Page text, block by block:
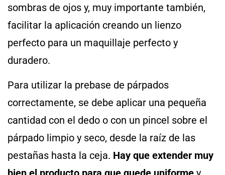
sombras de ojos y, muy importante también,
facilitar la aplicación creando un lienzo
perfecto para un maquillaje perfecto y
duradero.
Para utilizar la prebase de párpados
correctamente, se debe aplicar una pequeña
cantidad con el dedo o con un pincel sobre el
párpado limpio y seco, desde la raíz de las
pestañas hasta la ceja. Hay que extender muy